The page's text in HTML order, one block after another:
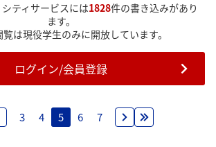
ティサービスには1828件の書き込みがあり
ます。
は現役学生のみに開放しています。
ログイン/会員登録
3 4 5 6 7